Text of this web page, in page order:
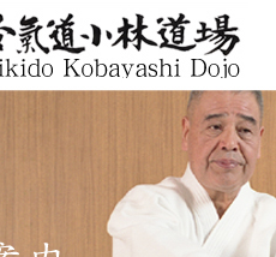
道場 Aikido
Dojo